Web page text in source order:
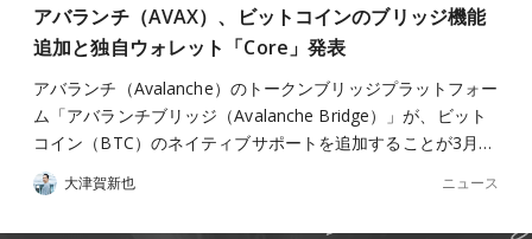
アバランチ（AVAX）、ビットコインのブリッジ機能
追加と独自ウォレット「Core」発表
アバランチ（Avalanche）のトークンブリッジプラットフォー
ム「アバランチブリッジ（Avalanche Bridge）」が、ビット
コイン（BTC）のネイティブサポートを追加することが3月…
大津賀新也 ニュース